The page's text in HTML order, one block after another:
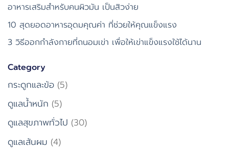
อาหารเสริมสำหรับคนผิวมัน เป็นสิวง่าย
10 สุดยอดอาหารอุดมคุณค่า ที่ช่วยให้คุณแข็งแรง
3 วิธีออกกำลังกายที่ถนอมเข่า เพื่อให้เข่าแข็งแรงใช้ได้นาน
Category
กระดูกและข้อ (5)
ดูแลน้ำหนัก (5)
ดูแลสุขภาพทั่วไป (30)
ดูแลเส้นผม (4)